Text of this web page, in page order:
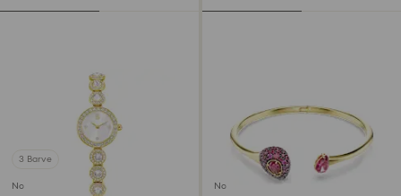
3 Barve
Novo Novo